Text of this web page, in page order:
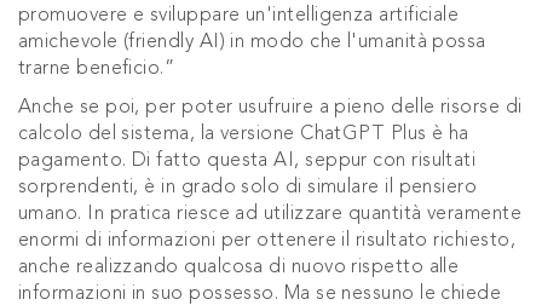
promuovere e sviluppare un'intelligenza artificiale
amichevole (friendly AI) in modo che l'umanità possa
trarne beneficio.”
Anche se poi, per poter usufruire a pieno delle risorse di
calcolo del sistema, la versione ChatGPT Plus è ha
pagamento. Di fatto questa AI, seppur con risultati
sorprendenti, è in grado solo di simulare il pensiero
umano. In pratica riesce ad utilizzare quantità veramente
enormi di informazioni per ottenere il risultato richiesto,
anche realizzando qualcosa di nuovo rispetto alle
informazioni in suo possesso. Ma se nessuno le chiede